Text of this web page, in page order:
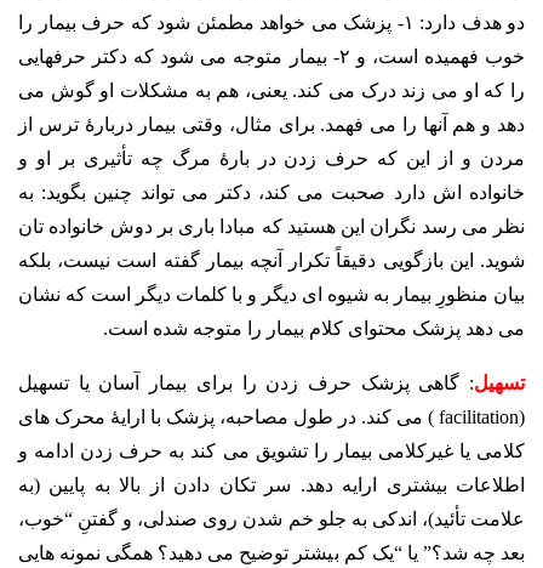
دو هدف دارد: ۱- پزشک می خواهد مطمئن شود که حرف بیمار را
خوب فهمیده است، و ۲- بیمار متوجه می شود که دکتر حرفهایی
را که او می زند درک می کند. یعنی، هم به مشکلات او گوش می
دهد و هم آنها را می فهمد. برای مثال، وقتی بیمار دربارۀ ترس از
مردن و از این که حرف زدن در بارۀ مرگ چه تأثیری بر او و
خانواده اش دارد صحبت می کند، دکتر می تواند چنین بگوید: به
نظر می رسد نگران این هستید که مبادا باری بر دوش خانواده تان
شوید. این بازگویی دقیقاً تکرار آنچه بیمار گفته است نیست، بلکه
بیان منظورِ بیمار به شیوه ای دیگر و با کلمات دیگر است که نشان
می دهد پزشک محتوای کلام بیمار را متوجه شده است.
تسهیل: گاهی پزشک حرف زدن را برای بیمار آسان یا تسهیل
(facilitation ) می کند. در طول مصاحبه، پزشک با ارایۀ محرک های
کلامی یا غیرکلامی بیمار را تشویق می کند به حرف زدن ادامه و
اطلاعات بیشتری ارایه دهد. سر تکان دادن از بالا به پایین (به
علامت تأئید)، اندکی به جلو خم شدن روی صندلی، و گفتنِ “خوب،
بعد چه شد؟” یا “یک کم بیشتر توضیح می دهید؟ همگی نمونه هایی